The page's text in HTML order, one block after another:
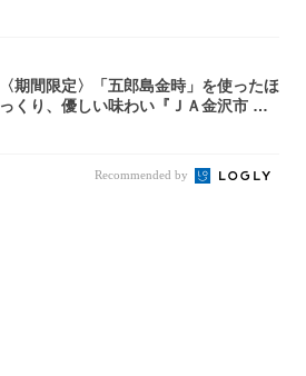
〈期間限定〉「五郎島金時」を使ったほ
っくり、優しい味わい『ＪＡ金沢市 焼
Recommended by